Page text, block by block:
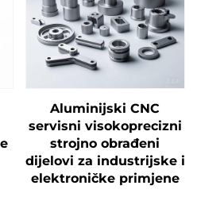
Aluminijski CNC
servisni visokoprecizni
strojno obrađeni
dijelovi za industrijske i
elektroničke primjene